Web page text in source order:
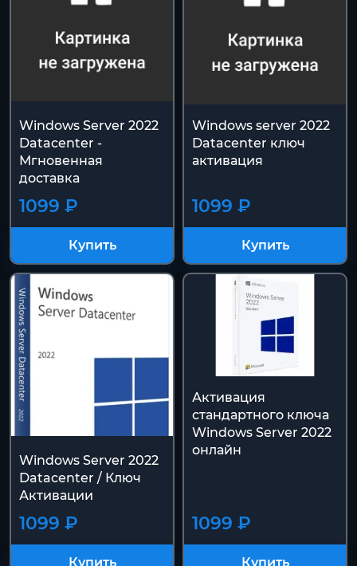
Windows Server 2022
Datacenter -
Мгновенная
доставка
1099 ₽
Купить
Windows server 2022
Datacenter ключ
активация
1099 ₽
Купить
Windows Server 2022
Datacenter / Ключ
Активации
1099 ₽
Купить
Активация
стандартного ключа
Windows Server 2022
онлайн
1099 ₽
Купить